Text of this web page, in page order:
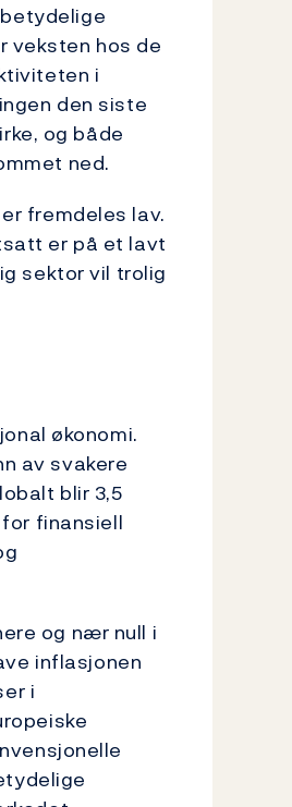
veksten hos de
i
den siste
og både
ned.
fremdeles lav.
er på et lavt
sektor vil trolig
økonomi.
av svakere
blir 3,5
finansiell
og nær null i
inflasjonen
i